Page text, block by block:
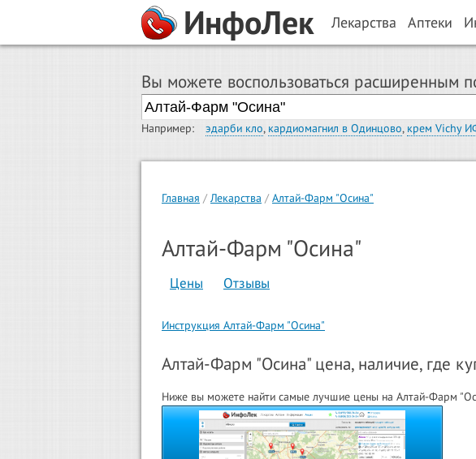
ИнфоЛек Лекарства Аптеки
Вы можете воспользоваться расширенным
Например: эдарби кло, кардиомагнил в Одинцово, крем Vichy
Главная Лекарства Алтай-Фарм "Осина"
Алтай-Фарм "Осина"
Цены Отзывы
Инструкция Алтай-Фарм "Осина"
Алтай-Фарм "Осина" цена, наличие, где
Ниже вы можете найти самые лучшие цены на Алтай-Фарм